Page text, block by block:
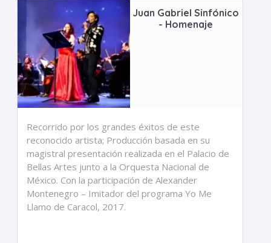
Juan Gabriel Sinfónico
- Homenaje
Recorrido por los grandes éxitos de este
reconocido artista; Producción basada en su
magistral presentación realizada en el Palacio de
Bellas Artes junto a la Orquesta Nacional de
México. Con la participación de Alexander
Montenegro – Imitador del programa Yo Me
Llamo de Caracol, 2017.